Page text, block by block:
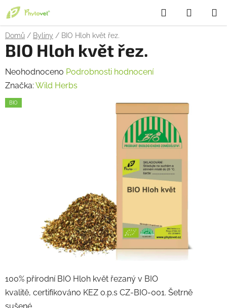
Přejít
na
obsah
Hledat
KOŠÍK
Domů / Byliny / BIO Hloh květ řez.
100% přírodní BIO Hloh květ řezaný v BIO
kvalitě, certifikováno KEZ o.p.s CZ-BIO-001. Šetrně
BIO Hloh květ řez.
Průměrné
hodnocení
produktu
Neohodnoceno Podrobnosti hodnocení
Značka: Wild Herbs
BIO